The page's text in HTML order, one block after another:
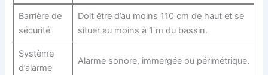
Barrière de
sécurité
Doit être d’au moins 110 cm de haut et se
situer au moins à 1 m du bassin.
Système
d’alarme
Alarme sonore, immergée ou périmétrique.